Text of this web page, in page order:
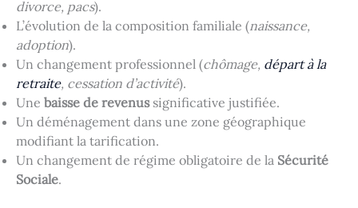
divorce, pacs).
L’évolution de la composition familiale (naissance,
adoption).
Un changement professionnel (chômage, départ à la
retraite, cessation d’activité).
Une baisse de revenussignificative justifiée.
Un déménagement dans une zone géographique
modifiant la tarification.
Un changement de régime obligatoire de la Sécurité
Sociale.